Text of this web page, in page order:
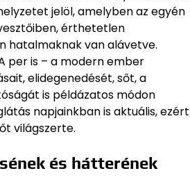
jelöl, amelyben az egyén
érthetetlen
hatalmaknak van alávetve.
per is – a modern ember
elidegenedését, sőt, a
is példázatos módon
napjainkban is aktuális, ezért
világszerte.
és hátterének